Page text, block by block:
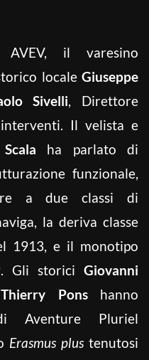
il varesino
localeGiuseppe
Sivelli, Direttore
Il velista e
ha parlato di
funzionale,
a due classi di
la deriva classe
1913, e il monotipo
Gli storici Giovanni
Thierry Ponshanno
Aventure Pluriel
Erasmus plus tenutosi